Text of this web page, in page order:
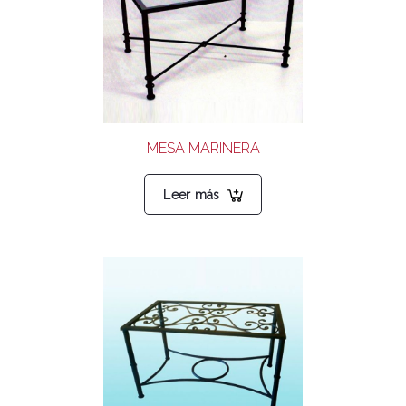
MESA MARINERA
Leer más